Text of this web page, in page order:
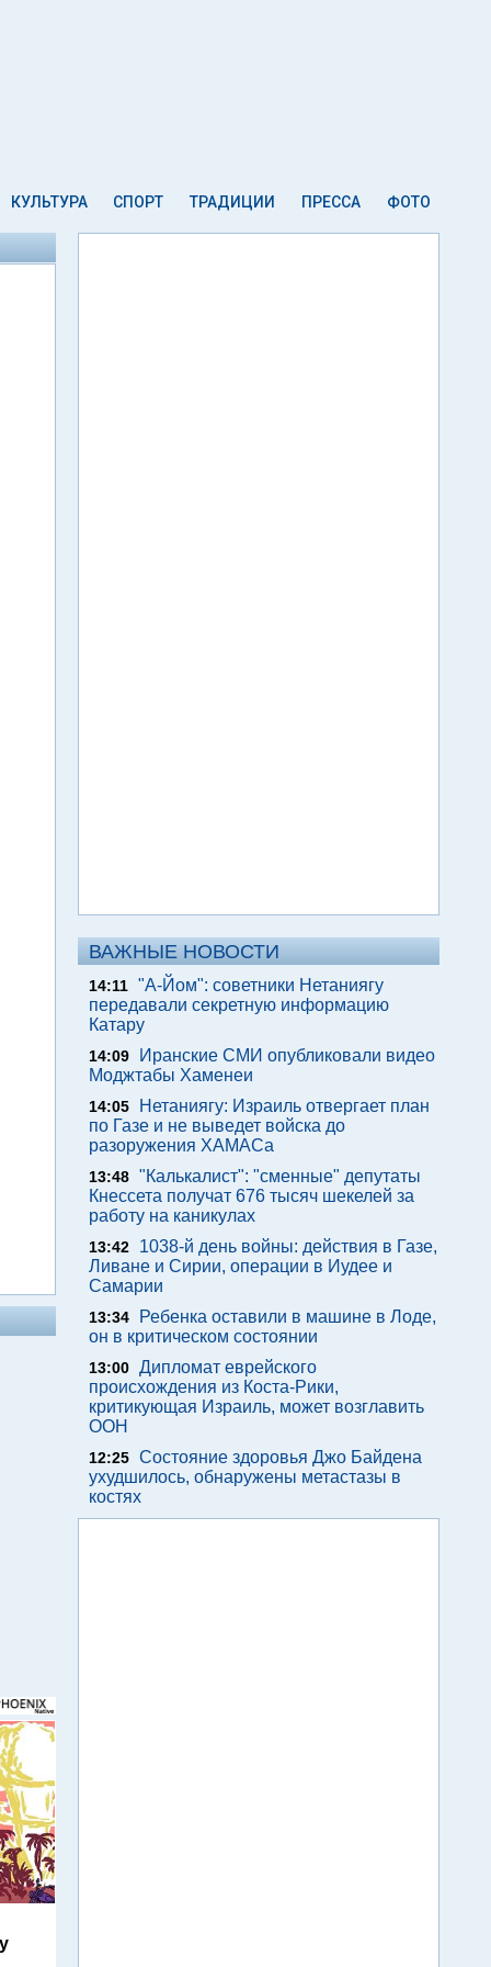
КУЛЬТУРА СПОРТ ТРАДИЦИИ ПРЕССА ФОТО
ВАЖНЫЕ НОВОСТИ
14:11 "А-Йом": советники Нетаниягу
передавали секретную информацию
Катару
14:09
Иранские СМИ опубликовали видео
Моджтабы Хаменеи
14:05
Нетаниягу: Израиль отвергает план
по Газе и не выведет войска до
разоружения ХАМАСа
13:48 "Калькалист": "сменные" депутаты
Кнессета получат 676 тысяч шекелей за
работу на каникулах
13:42
1038-й день войны: действия в Газе,
Ливане и Сирии, операции в Иудее и
Самарии
13:34
Ребенка оставили в машине в Лоде,
он в критическом состоянии
13:00 Дипломат еврейского
происхождения из Коста-Рики,
критикующая Израиль, может возглавить
ООН
12:25 Состояние здоровья Джо Байдена
ухудшилось, обнаружены метастазы в
костях